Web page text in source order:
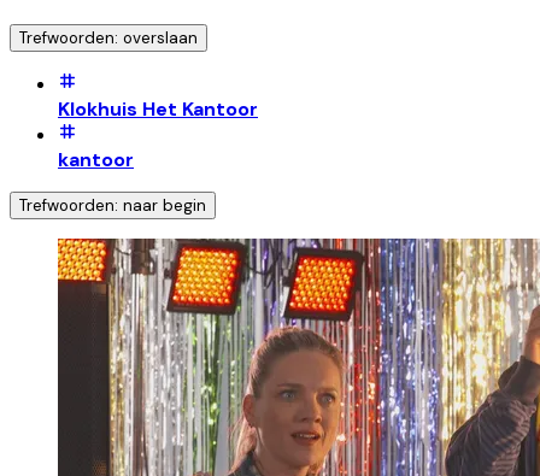
Trefwoorden: overslaan
Klokhuis Het Kantoor
kantoor
Trefwoorden: naar begin